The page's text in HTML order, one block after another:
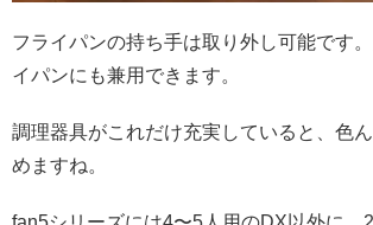
フライパンの持ち手は取り外し可能です。
イパンにも兼用できます。
調理器具がこれだけ充実していると、色
めますね。